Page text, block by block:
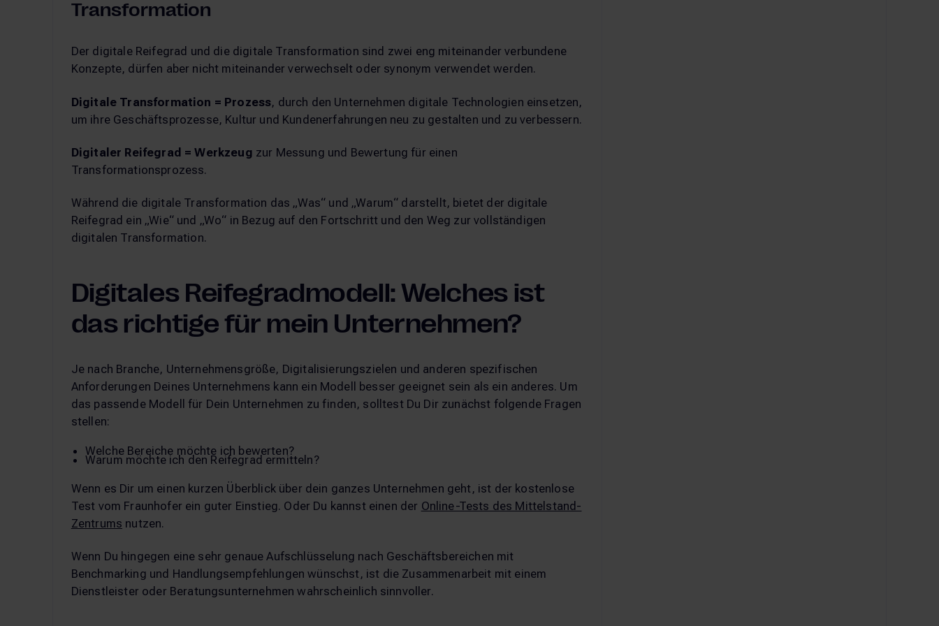
Transformation
Der digitale Reifegrad und die digitale Transformation sind zwei eng miteinander verbundene
Konzepte, dürfen aber nicht miteinander verwechselt oder synonym verwendet werden.
Digitale Transformation = Prozess, durch den Unternehmen digitale Technologien einsetzen,
um ihre Geschäftsprozesse, Kultur und Kundenerfahrungen neu zu gestalten und zu verbessern.
Digitaler Reifegrad = Werkzeug zur Messung und Bewertung für einen
Transformationsprozess.
Während die digitale Transformation das „Was“ und „Warum“ darstellt, bietet der digitale
Reifegrad ein „Wie“ und „Wo“ in Bezug auf den Fortschritt und den Weg zur vollständigen
digitalen Transformation.
Digitales Reifegradmodell: Welches ist
das richtige für mein Unternehmen?
Je nach Branche, Unternehmensgröße, Digitalisierungszielen und anderen spezifischen
Anforderungen Deines Unternehmens kann ein Modell besser geeignet sein als ein anderes. Um
das passende Modell für Dein Unternehmen zu finden, solltest Du Dir zunächst folgende Fragen
stellen:
Welche Bereiche möchte ich bewerten?
Warum möchte ich den Reifegrad ermitteln?
Wenn es Dir um einen kurzen Überblick über dein ganzes Unternehmen geht, ist der kostenlose
Test vom Fraunhofer ein guter Einstieg. Oder Du kannst einen der Online-Tests des Mittelstand-
Zentrums nutzen.
Wenn Du hingegen eine sehr genaue Aufschlüsselung nach Geschäftsbereichen mit
Benchmarking und Handlungsempfehlungen wünschst, ist die Zusammenarbeit mit einem
Dienstleister oder Beratungsunternehmen wahrscheinlich sinnvoller.